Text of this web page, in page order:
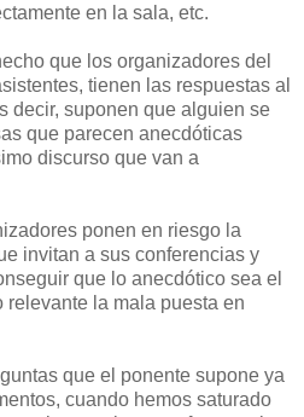
en la sala, etc.
que los organizadores del
tienen las respuestas al
decir, suponen que alguien se
que parecen anecdóticas
discurso que van a
ponen en riesgo la
invitan a sus conferencias y
que lo anecdótico sea el
la mala puesta en
que el ponente supone ya
cuando hemos saturado